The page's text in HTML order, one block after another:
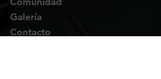
Galería
Contacto